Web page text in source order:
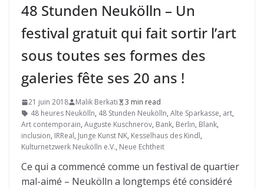
48 Stunden Neukölln – Un
festival gratuit qui fait sortir l’art
sous toutes ses formes des
galeries fête ses 20 ans !
21 juin 2018 Malik Berkati
3 min read
48 heures Neukölln, 48 Stunden Neukölln, Alte Sparkasse, art,
Art contemporain, Auguste Kuschnerov, Bank, Berlin, Blank,
inclusion, IRReal, Junge Kunst NK, Kesselhaus des Kindl,
Kulturnetzwerk Neukölln e.V., Neue Echtheit
Ce qui a commencé comme un festival de quartier
mal-aimé – Neukölln a longtemps été considéré